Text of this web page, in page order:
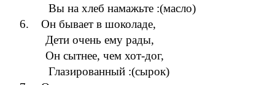
на хлеб намажьте :(масло)
6. Он бывает в шоколаде,
очень ему рады,
сытнее, чем хот-дог,
:(сырок)